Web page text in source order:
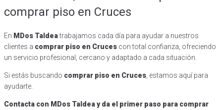
comprar piso en Cruces
En MDos Taldeatrabajamos cada día para ayudar a nuestros
clientes a comprar piso en Cruces con total confianza, ofreciendo
un servicio profesional, cercano y adaptado a cada situación.
Si estás buscando comprar piso en Cruces , estamos aquí para
ayudarte.
Contacta con MDos Taldea y da el primer paso para comprar